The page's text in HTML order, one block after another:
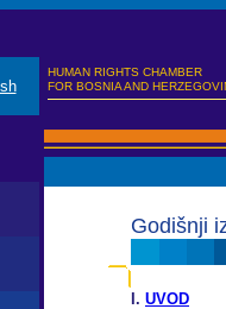
HUMAN RIGHTS CHAMBER
FOR BOSNIA AND
Godišnji
I. UVOD